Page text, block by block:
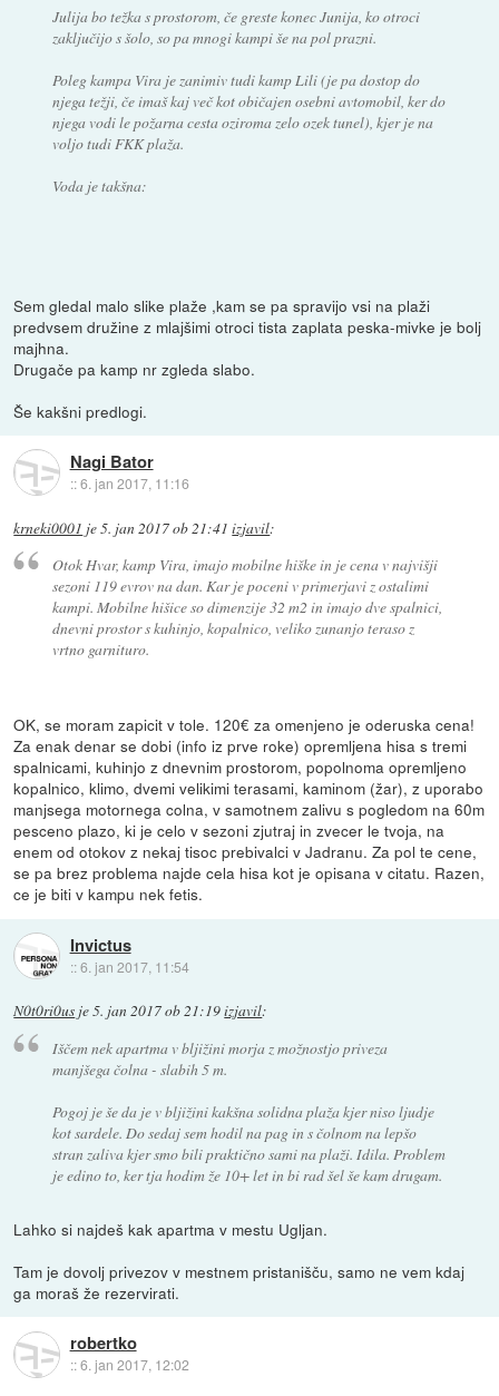
Julija bo težka s prostorom, če greste konec Junija, ko otroci
zaključijo s šolo, so pa mnogi kampi še na pol prazni.
Poleg kampa Vira je zanimiv tudi kamp Lili (je pa dostop do
njega težji, če imaš kaj več kot običajen osebni avtomobil, ker do
njega vodi le požarna cesta oziroma zelo ozek tunel), kjer je na
voljo tudi FKK plaža.
Voda je takšna:
Sem gledal malo slike plaže ,kam se pa spravijo vsi na plaži
predvsem družine z mlajšimi otroci tista zaplata peska-mivke je bolj
majhna.
Drugače pa kamp nr zgleda slabo.
Še kakšni predlogi.
Nagi Bator
::6. jan 2017, 11:16
krneki0001 je5. jan 2017 ob 21:41 izjavil:
Otok Hvar, kamp Vira, imajo mobilne hiške in je cena v najvišji
sezoni 119 evrov na dan. Kar je poceni v primerjavi z ostalimi
kampi. Mobilne hišice so dimenzije 32 m2 in imajo dve spalnici,
dnevni prostor s kuhinjo, kopalnico, veliko zunanjo teraso z
vrtno garnituro.
OK, se moram zapicit v tole. 120€ za omenjeno je oderuska cena!
Za enak denar se dobi (info iz prve roke) opremljena hisa s tremi
spalnicami, kuhinjo z dnevnim prostorom, popolnoma opremljeno
kopalnico, klimo, dvemi velikimi terasami, kaminom (žar), z uporabo
manjsega motornega colna, v samotnem zalivu s pogledom na 60m
pesceno plazo, ki je celo v sezoni zjutraj in zvecer le tvoja, na
enem od otokov z nekaj tisoc prebivalci v Jadranu. Za pol te cene,
se pa brez problema najde cela hisa kot je opisana v citatu. Razen,
ce je biti v kampu nek fetis.
Invictus
::6. jan 2017, 11:54
N0t0ri0us je5. jan 2017 ob 21:19izjavil:
Iščem nek apartma v bljižini morja z možnostjo priveza
manjšega čolna - slabih 5 m.
Pogoj je še da je v bljižini kakšna solidna plaža kjer niso ljudje
kot sardele. Do sedaj sem hodil na pag in s čolnom na lepšo
stran zaliva kjer smo bili praktično sami na plaži. Idila. Problem
je edino to, ker tja hodim že 10+ let in bi rad šel še kam drugam.
Lahko si najdeš kak apartma v mestu Ugljan.
Tam je dovolj privezov v mestnem pristanišču, samo ne vem kdaj
ga moraš že rezervirati.
robertko
::6. jan 2017, 12:02